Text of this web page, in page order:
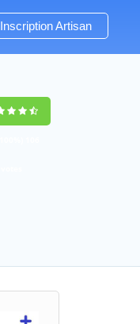
Inscription Artisan